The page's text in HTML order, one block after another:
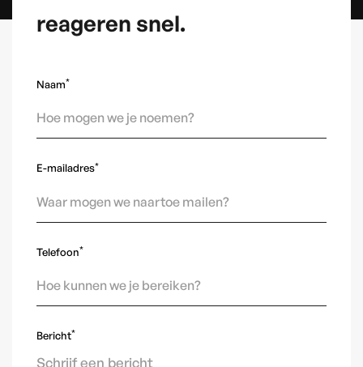
reageren snel.
Naam*
E-mailadres*
Telefoon*
Bericht*